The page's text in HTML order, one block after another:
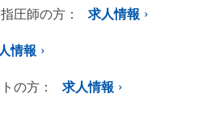
圧師の方：
求人情報
情報
の方：
求人情報